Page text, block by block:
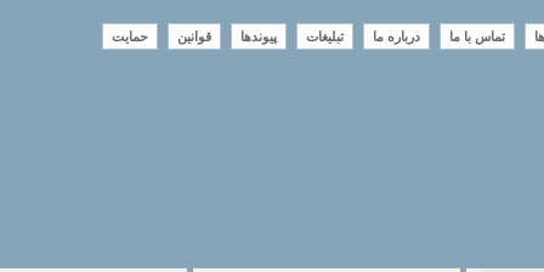
تماس با ما درباره ما تبلیغات پیوندها قوانین حمایت